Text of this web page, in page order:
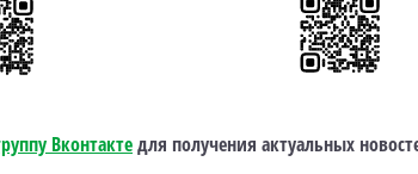
Вконтактедля получения актуальных